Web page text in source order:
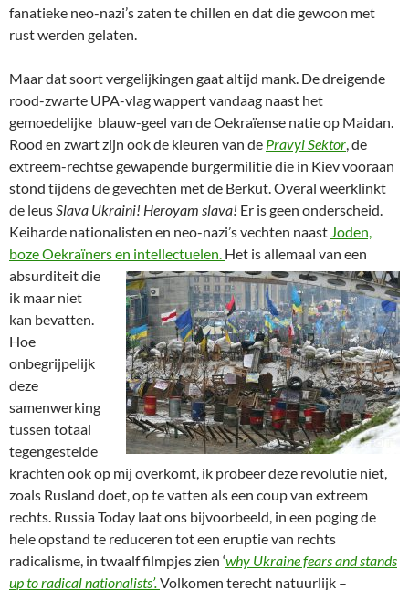
fanatieke neo-nazi’s zaten te chillen en dat die gewoon met
rust werden gelaten.
Maar dat soort vergelijkingen gaat altijd mank. De dreigende
rood-zwarte UPA-vlag wappert vandaag naast het
gemoedelijke blauw-geel van de Oekraïense natie op Maidan.
Rood en zwart zijn ook de kleuren van de Pravyi Sektor, de
extreem-rechtse gewapende burgermilitie die in Kiev vooraan
stond tijdens de gevechten met de Berkut. Overal weerklinkt
de leusSlava Ukraini! Heroyam slava! Er is geen onderscheid.
Keiharde nationalisten en neo-nazi’s vechten naast Joden,
boze Oekraïners en intellectuelen. Het is allemaal van een
absurditeit die
ik maar niet
kan bevatten.
Hoe
onbegrijpelijk
deze
samenwerking
tussen totaal
tegengestelde
krachten ook op mij overkomt, ik probeer deze revolutie niet,
zoals Rusland doet, op te vatten als een coup van extreem
rechts. Russia Today laat ons bijvoorbeeld, in een poging de
hele opstand te reduceren tot een eruptie van rechts
radicalisme, in twaalf filmpjes zien ‘why Ukraine fears and stands
up to radical nationalists’.Volkomen terecht natuurlijk –